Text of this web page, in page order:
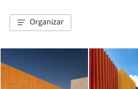
Organizar